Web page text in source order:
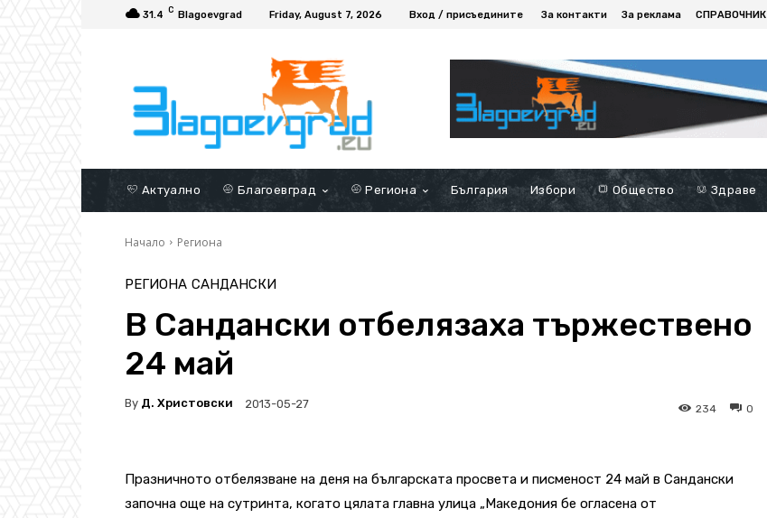
31.4 C Blagoevgrad Friday, August 7, 2026 Вход / присъедините За контакти За реклама СПРАВОЧНИК
Актуално Благоевград Региона България Избори Общество Здраве
Начало Региона
РЕГИОНА САНДАНСКИ
В Сандански отбелязаха тържествено
24 май
By Д. Христовски 2013-05-27 0
234
Празничното отбелязване на деня на българската просвета и писменост 24 май в Сандански
започна още на сутринта, когато цялата главна улица „Македония бе огласена от